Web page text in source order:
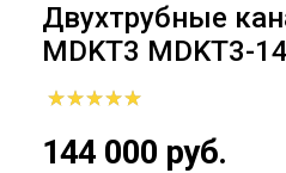
Двухтрубные
MDKT3 MDKT3-
144 000 руб.